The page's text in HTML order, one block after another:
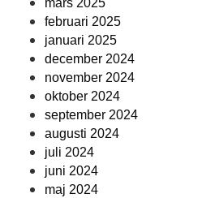
mars 2025
februari 2025
januari 2025
december 2024
november 2024
oktober 2024
september 2024
augusti 2024
juli 2024
juni 2024
maj 2024